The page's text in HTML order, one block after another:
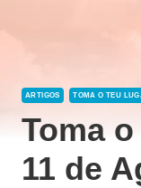
ARTIGOS TOMA O TEU
Toma
11 de